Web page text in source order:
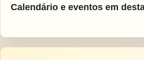
Calendário e eventos em